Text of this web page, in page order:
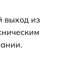
выход из